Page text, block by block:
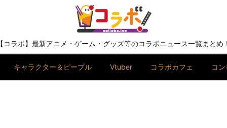
【コラボ】最新アニメ・ゲーム・グッズ等のコラボニュース一覧まとめ！
キャラクター＆ピープル Vtuber コラボカフェ コ